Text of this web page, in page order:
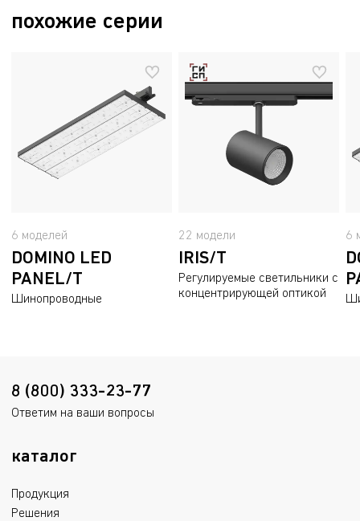
21.1 kB
658.3 kB
Пожарный сертификат
похожие серии
6 моделей
DOMINO LED
PANEL/T
Шинопроводные
22 модели
IRIS/T
Регулируемые светильники с
концентрирующей оптикой
6
8 (800) 333-23-77
Ответим на ваши вопросы
каталог
Продукция
Решения